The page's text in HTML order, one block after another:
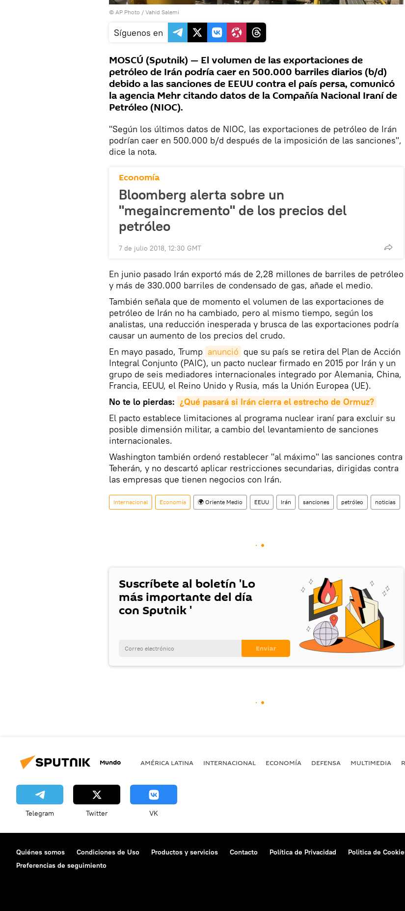
© AP Photo / Vahid Salemi
Síguenos en
MOSCÚ (Sputnik) — El volumen de las exportaciones de
petróleo de Irán podría caer en 500.000 barriles diarios (b/d)
debido a las sanciones de EEUU contra el país persa, comunicó
la agencia Mehr citando datos de la Compañía Nacional Iraní de
Petróleo (NIOC).
"Según los últimos datos de NIOC, las exportaciones de petróleo de Irán
podrían caer en 500.000 b/d después de la imposición de las sanciones",
dice la nota.
Economía
Bloomberg alerta sobre un
"megaincremento" de los precios del
petróleo
7 de julio 2018, 12:30 GMT
En junio pasado Irán exportó más de 2,28 millones de barriles de petróleo
y más de 330.000 barriles de condensado de gas, añade el medio.
También señala que de momento el volumen de las exportaciones de
petróleo de Irán no ha cambiado, pero al mismo tiempo, según los
analistas, una reducción inesperada y brusca de las exportaciones podría
causar un aumento de los precios del crudo.
En mayo pasado, Trump anunció que su país se retira del Plan de Acción
Integral Conjunto (PAIC), un pacto nuclear firmado en 2015 por Irán y un
grupo de seis mediadores internacionales integrado por Alemania, China,
Francia, EEUU, el Reino Unido y Rusia, más la Unión Europea (UE).
No te lo pierdas: ¿Qué pasará si Irán cierra el estrecho de Ormuz?
El pacto establece limitaciones al programa nuclear iraní para excluir su
posible dimensión militar, a cambio del levantamiento de sanciones
internacionales.
Washington también ordenó restablecer "al máximo" las sanciones contra
Teherán, y no descartó aplicar restricciones secundarias, dirigidas contra
las empresas que tienen negocios con Irán.
Internacional Economía 🌍 Oriente Medio EEUU Irán sanciones petróleo noticias
Suscríbete al boletín 'Lo
más importante del día
con Sputnik '
Mundo AMÉRICA LATINA INTERNACIONAL ECONOMÍA DEFENSA MULTIMEDIA
Telegram Twitter VK
Quiénes somos Condiciones de Uso Productos y servicios Contacto Política de Privacidad Politica de
Preferencias de seguimiento